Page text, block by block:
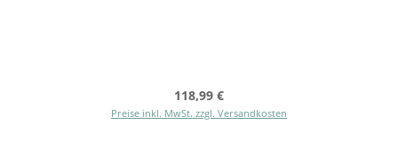
Regulärer Preis:
118,99 €
Preise inkl. MwSt. zzgl. Versandkosten